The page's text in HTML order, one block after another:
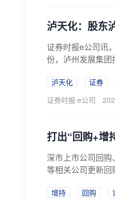
泸天化：股东
证券时报e公司讯
份，泸州发展集
泸天化 证券
证券时报·e公司
打出“回购+增
深市上市公司回购
等相关公司更新
增持 回购